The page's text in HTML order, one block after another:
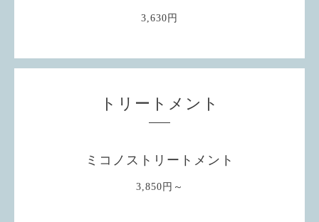
3,630円
トリートメント
ミコノストリートメント
3,850円～